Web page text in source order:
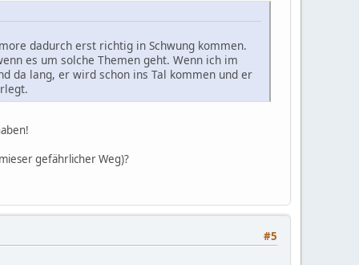
dadurch erst richtig in Schwung kommen.
es um solche Themen geht. Wenn ich im
da lang, er wird schon ins Tal kommen und er
gefährlicher Weg)?
#5